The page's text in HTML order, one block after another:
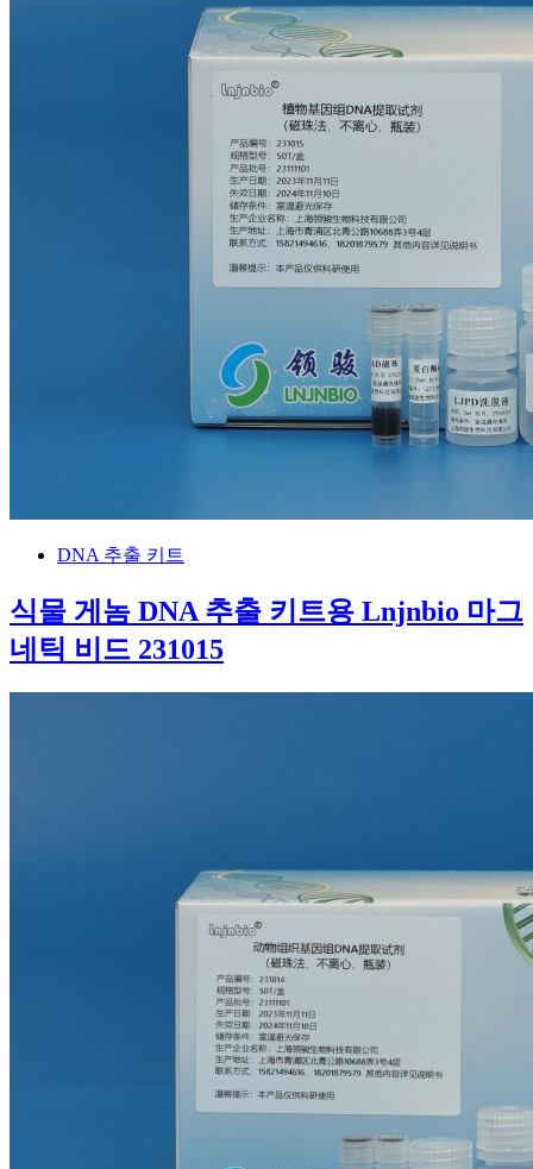
DNA 추출 키트
식물 게놈 DNA 추출 키트용 Lnjnbio 마그
네틱 비드 231015